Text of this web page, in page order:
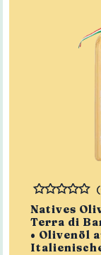
Natives
Terra di
• Olivenöl
Bewertet